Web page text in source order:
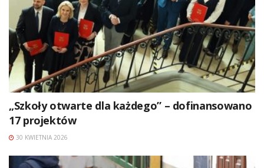
„Szkoły otwarte dla każdego” – dofinansowano
17 projektów
30 KWIETNIA 2026